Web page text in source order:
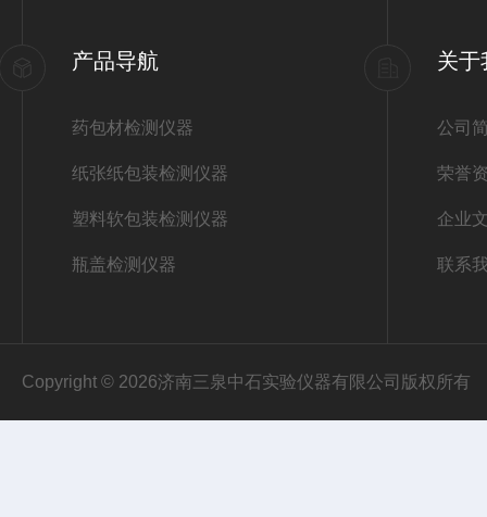
产品导航
药包材检测仪器
纸张纸包装检测仪器
塑料软包装检测仪器
瓶盖检测仪器
关于
公司
荣誉
企业
联系
Copyright © 2026济南三泉中石实验仪器有限公司版权所有